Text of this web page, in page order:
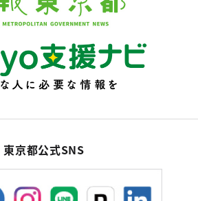
東京都公式SNS